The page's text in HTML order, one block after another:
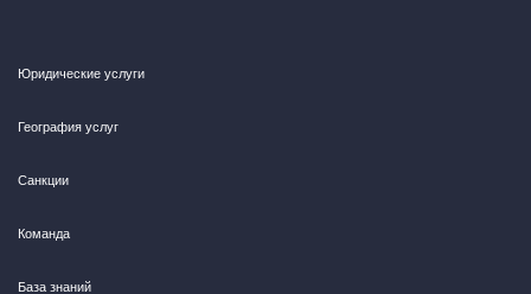
Юридические услуги
География услуг
Санкции
Команда
База знаний